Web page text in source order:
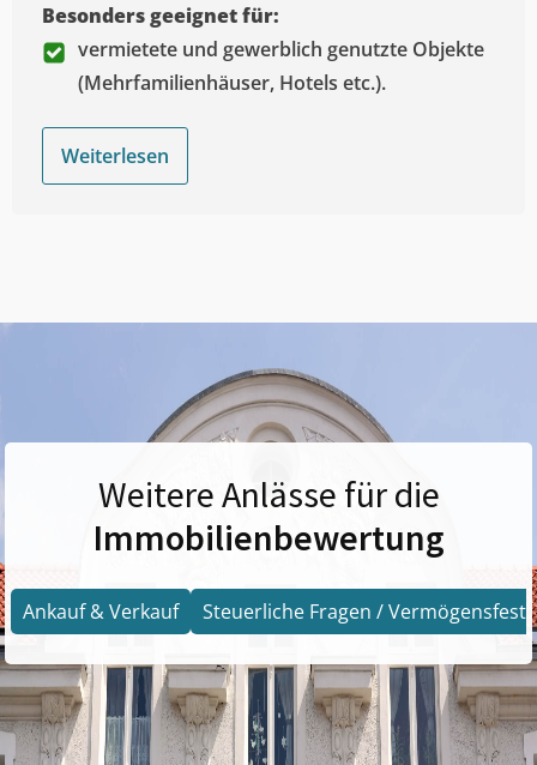
Besonders geeignet für:
vermietete und gewerblich genutzte Objekte
(Mehrfamilienhäuser, Hotels etc.).
Weiterlesen
Weitere Anlässe für die
Immobilienbewertung
Ankauf & Verkauf Steuerliche Fragen /